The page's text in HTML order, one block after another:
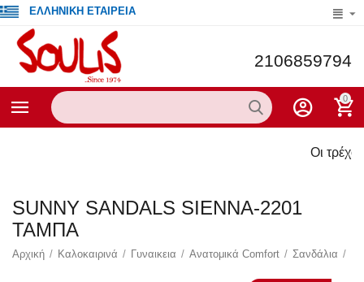
ΕΛΛΗΝΙΚΗ ΕΤΑΙΡΕΙΑ
2106859794
0
Οι τρέχουσες
SUNNY SANDALS SIENNA-2201
ΤΑΜΠΑ
Αρχική / Καλοκαιρινά / Γυναικεια / Ανατομικά Comfort / Σανδάλια /